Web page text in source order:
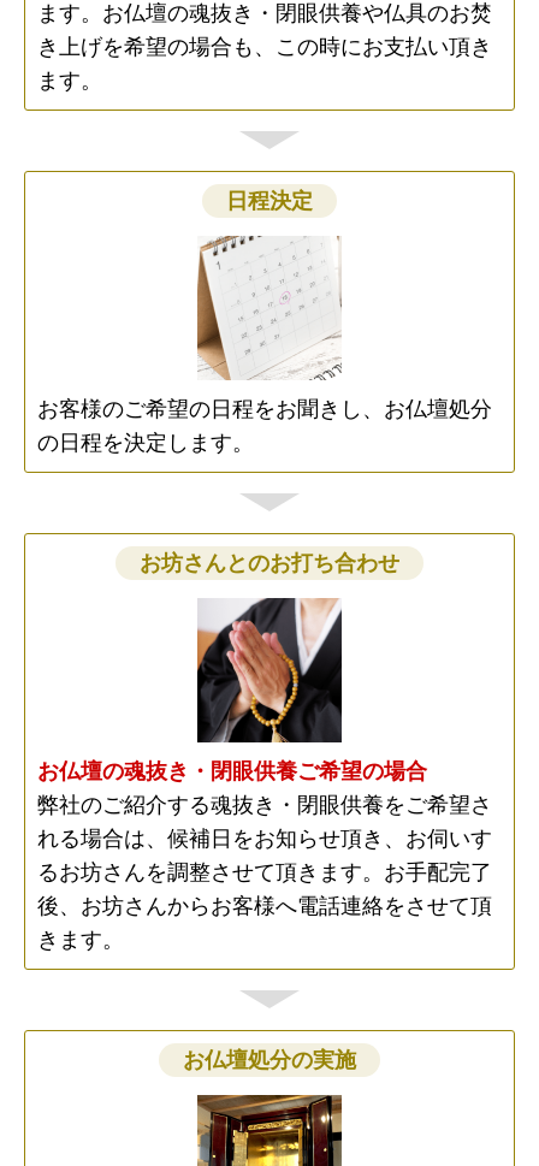
ます。お仏壇の魂抜き・閉眼供養や仏具のお焚
き上げを希望の場合も、この時にお支払い頂き
ます。
日程決定
お客様のご希望の日程をお聞きし、お仏壇処分
の日程を決定します。
お坊さんとのお打ち合わせ
お仏壇の魂抜き・閉眼供養ご希望の場合
弊社のご紹介する魂抜き・閉眼供養をご希望さ
れる場合は、候補日をお知らせ頂き、お伺いす
るお坊さんを調整させて頂きます。お手配完了
後、お坊さんからお客様へ電話連絡をさせて頂
きます。
お仏壇処分の実施